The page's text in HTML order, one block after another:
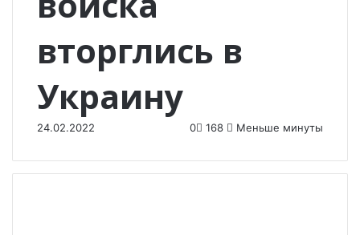
вторглись в
Украину
24.02.2022 0 168 Меньше минуты